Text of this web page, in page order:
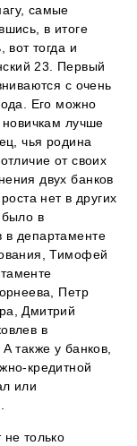
самые
в итоге
вот тогда и
23. Первый
с очень
Его можно
лучше
чья родина
от своих
двух банков
нет в других
было в
департаменте
Тимофей
Петр
Дмитрий
в
также у банков,
кредитной
или
только